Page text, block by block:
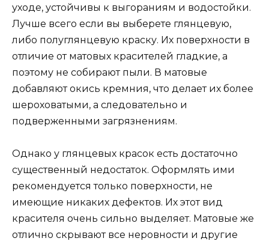
уходе, устойчивы к выгораниям и водостойки.
Лучше всего если вы выберете глянцевую,
либо полуглянцевую краску. Их поверхности в
отличие от матовых красителей гладкие, а
поэтому не собирают пыли. В матовые
добавляют окись кремния, что делает их более
шероховатыми, а следовательно и
подверженными загрязнениям.
Однако у глянцевых красок есть достаточно
существенный недостаток. Оформлять ими
рекомендуется только поверхности, не
имеющие никаких дефектов. Их этот вид
красителя очень сильно выделяет. Матовые же
отлично скрывают все неровности и другие